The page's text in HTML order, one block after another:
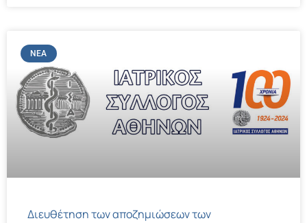
ΝΈΑ
Διευθέτηση των αποζημιώσεων των